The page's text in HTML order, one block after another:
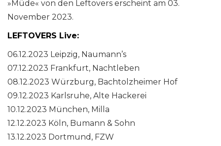
»Müde« von den Leftovers erscheint am 03.
November 2023.
LEFTOVERS Live:
06.12.2023 Leipzig, Naumann’s
07.12.2023 Frankfurt, Nachtleben
08.12.2023 Würzburg, Bachtolzheimer Hof
09.12.2023 Karlsruhe, Alte Hackerei
10.12.2023 München, Milla
12.12.2023 Köln, Bumann & Sohn
13.12.2023 Dortmund, FZW